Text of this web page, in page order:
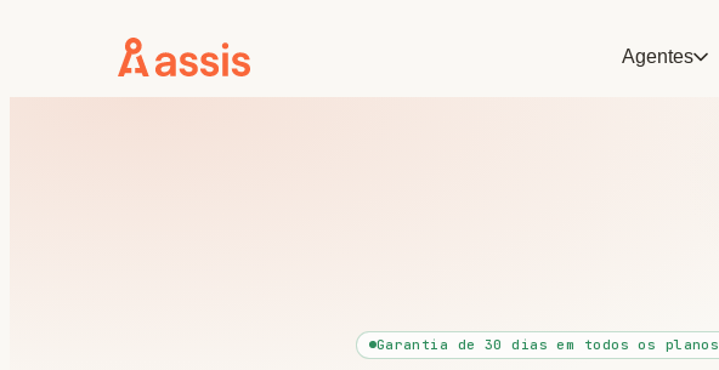
Agentes
Garantia de 30 dias em todos os planos